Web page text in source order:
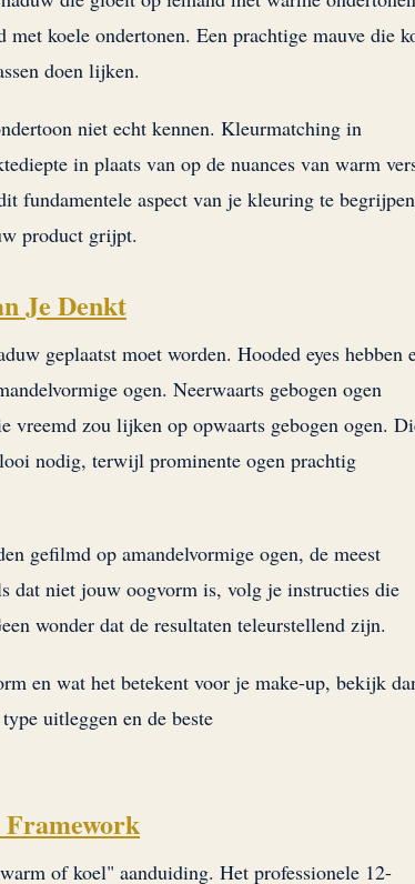
koele ondertonen. Een prachtige mauve die
doen lijken.
niet echt kennen. Kleurmatching in
in plaats van op de nuances van warm
fundamentele aspect van je kleuring te
product grijpt.
Je Denkt
geplaatst moet worden. Hooded eyes hebben
ogen. Neerwaarts gebogen ogen
vreemd zou lijken op opwaarts gebogen ogen.
nodig, terwijl prominente ogen prachtig
gefilmd op amandelvormige ogen, de meest
dat niet jouw oogvorm is, volg je instructies die
wonder dat de resultaten teleurstellend zijn.
en wat het betekent voor je make-up, bekijk
uitleggen en de beste
Framework
of koel" aanduiding. Het professionele 12-